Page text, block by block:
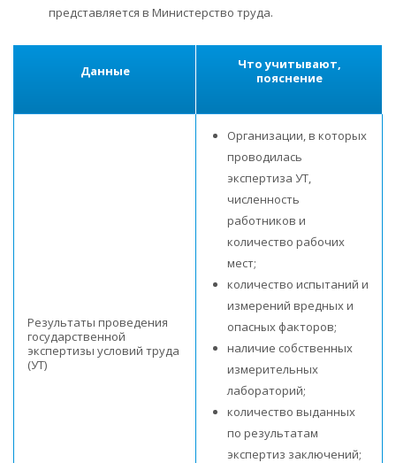
представляется в Министерство труда.
Данные
Что учитывают,
пояснение
Результаты проведения
государственной
экспертизы условий труда
(УТ)
Организации, в которых
проводилась
экспертиза УТ,
численность
работников и
количество рабочих
мест;
количество испытаний и
измерений вредных и
опасных факторов;
наличие собственных
измерительных
лабораторий;
количество выданных
по результатам
экспертиз заключений;